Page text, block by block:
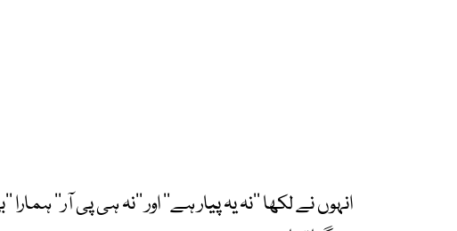
انہوں نے لکھا ’’نہ یہ پیار ہے‘‘ اور ’’نہ ہی پی آر‘‘